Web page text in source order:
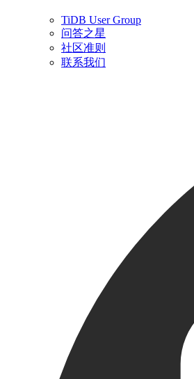
TiDB User Group
问答之星
社区准则
联系我们